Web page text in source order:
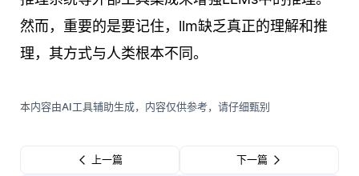
然而，重要的是要记住，llm缺乏真正的理解和推
理，其方式与人类根本不同。
本内容由AI工具辅助生成，内容仅供参考，请仔细甄别
上一篇 下一篇